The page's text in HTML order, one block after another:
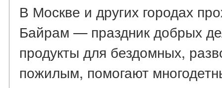
В Москве и других городах
Байрам — праздник добрых
продукты для бездомных,
пожилым, помогают